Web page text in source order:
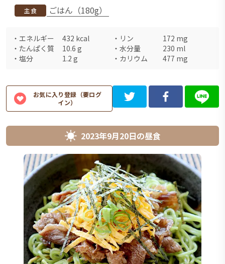
主食 ごはん（180g）
・ エネルギー 432 kcal ・ リン 172 mg
・ たんぱく質 10.6 g ・ 水分量 230 ml
・ 塩分 1.2 g ・ カリウム 477 mg
お気に入り登録（要ログ
イン）
2023年9月20日の昼食